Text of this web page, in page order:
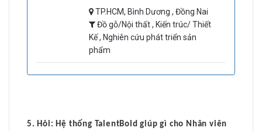
TP.HCM, Bình Dương , Đồng Nai
Đồ gỗ/Nội thất , Kiến trúc/ Thiết
Kế , Nghiên cứu phát triển sản
phẩm
5. Hỏi: Hệ thống TalentBold giúp gì cho Nhân viên